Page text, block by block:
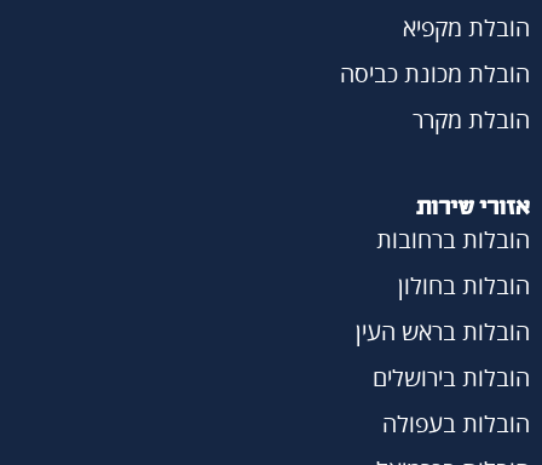
הובלת מקפיא
הובלת מכונת כביסה
הובלת מקרר
אזורי שירות
הובלות ברחובות
הובלות בחולון
הובלות בראש העין
הובלות בירושלים
הובלות בעפולה